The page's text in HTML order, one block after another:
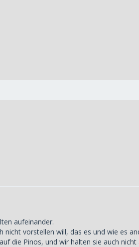
aufeinander.
nicht vorstellen will, das es und wie es
die Pinos, und wir halten sie auch nicht